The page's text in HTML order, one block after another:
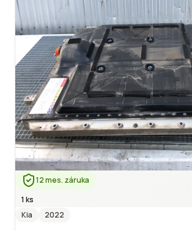
12 mes. záruka
1 ks
Kia
2022